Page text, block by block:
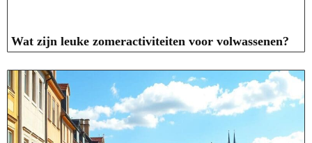
Wat zijn leuke zomeractiviteiten voor volwassenen?